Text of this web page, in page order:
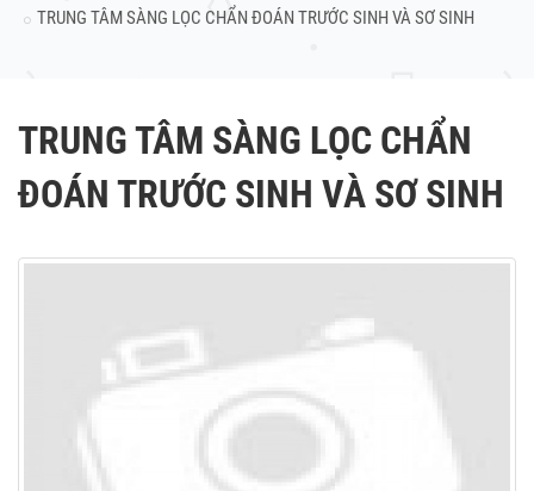
TRUNG TÂM SÀNG LỌC CHẨN ĐOÁN TRƯỚC SINH VÀ SƠ SINH
TRUNG TÂM SÀNG LỌC CHẨN
ĐOÁN TRƯỚC SINH VÀ SƠ SINH